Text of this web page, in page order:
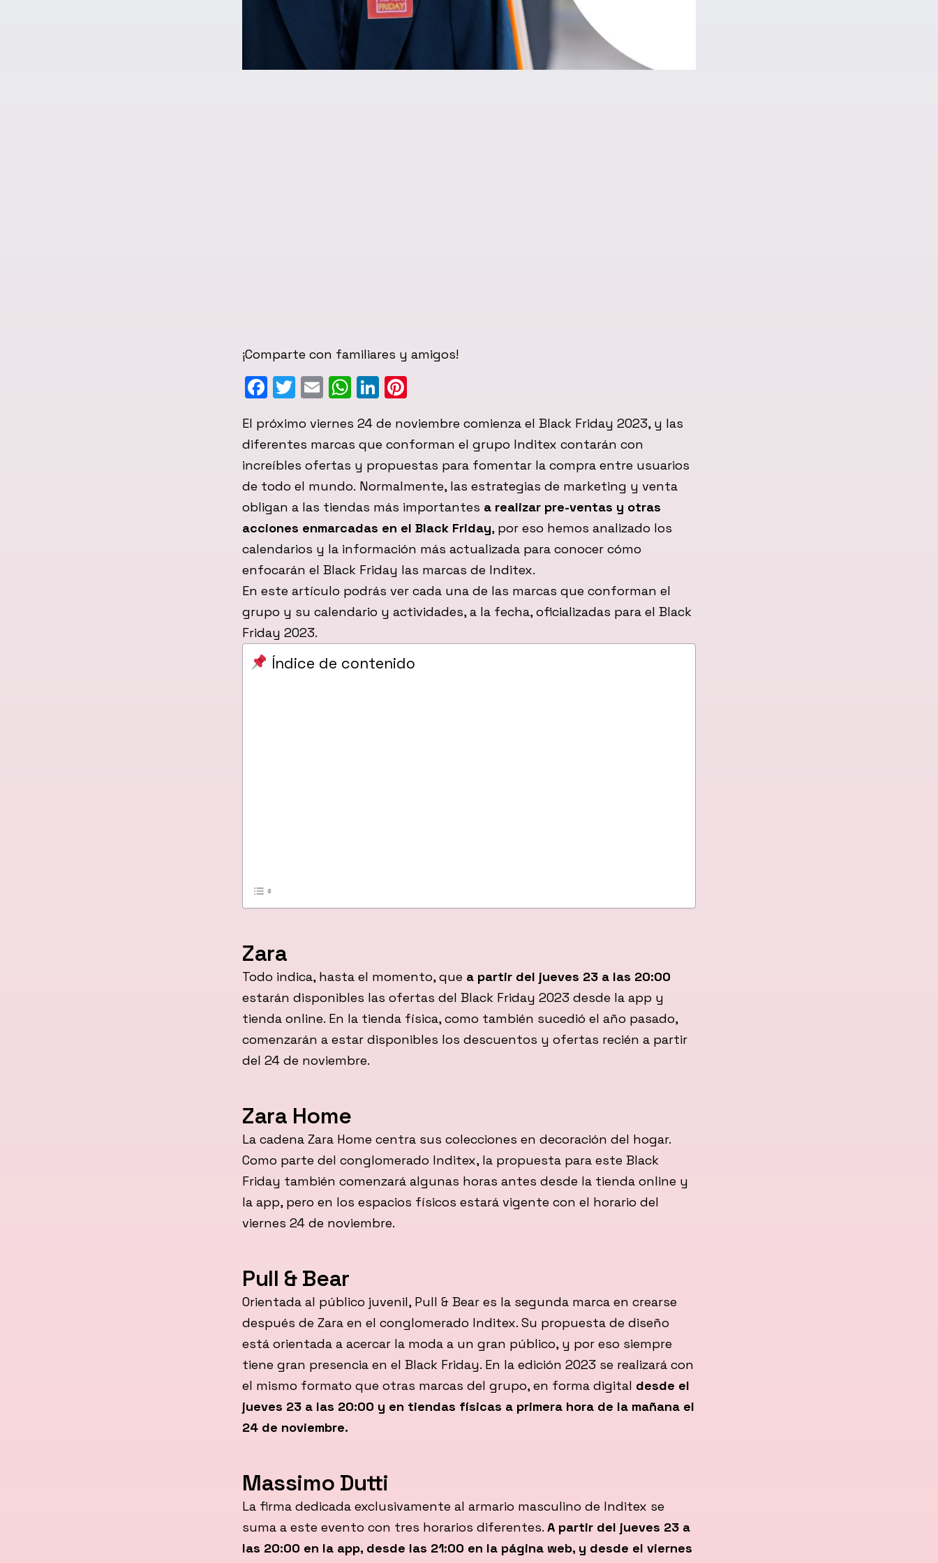
¡Comparte con familiares y amigos!
Facebook
Twitter
EmailWhatsApp
LinkedIn
El próximo viernes 24 de noviembre comienza el Black Friday 2023, y las
diferentes marcas que conforman el grupo Inditex contarán con
increíbles ofertas y propuestas para fomentar la compra entre usuarios
de todo el mundo. Normalmente, las estrategias de marketing y venta
obligan a las tiendas más importantes a realizar pre-ventas y otras
acciones enmarcadas en el Black Friday, por eso hemos analizado los
calendarios y la información más actualizada para conocer cómo
enfocarán el Black Friday las marcas de Inditex.
En este artículo podrás ver cada una de las marcas que conforman el
grupo y su calendario y actividades, a la fecha, oficializadas para el Black
Friday 2023.
Índice de contenido
Zara
Todo indica, hasta el momento, que a partir del jueves 23 a las 20:00
estarán disponibles las ofertas del Black Friday 2023 desde la app y
tienda online. En la tienda física, como también sucedió el año pasado,
comenzarán a estar disponibles los descuentos y ofertas recién a partir
del 24 de noviembre.
Zara Home
La cadena Zara Home centra sus colecciones en decoración del hogar.
Como parte del conglomerado Inditex, la propuesta para este Black
Friday también comenzará algunas horas antes desde la tienda online y
la app, pero en los espacios físicos estará vigente con el horario del
viernes 24 de noviembre.
Pull & Bear
Orientada al público juvenil, Pull & Bear es la segunda marca en crearse
después de Zara en el conglomerado Inditex. Su propuesta de diseño
está orientada a acercar la moda a un gran público, y por eso siempre
tiene gran presencia en el Black Friday. En la edición 2023 se realizará con
el mismo formato que otras marcas del grupo, en forma digital desde el
jueves 23 a las 20:00 y en tiendas físicas a primera hora de la mañana el
24 de noviembre.
Massimo Dutti
La firma dedicada exclusivamente al armario masculino de Inditex se
suma a este evento con tres horarios diferentes. A partir del jueves 23 a
las 20:00 en la app, desde las 21:00 en la página web, y desde el viernes